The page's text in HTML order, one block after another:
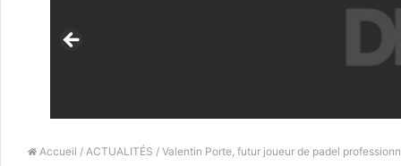
Accueil / ACTUALITÉS / Valentin Porte, futur joueur de padel